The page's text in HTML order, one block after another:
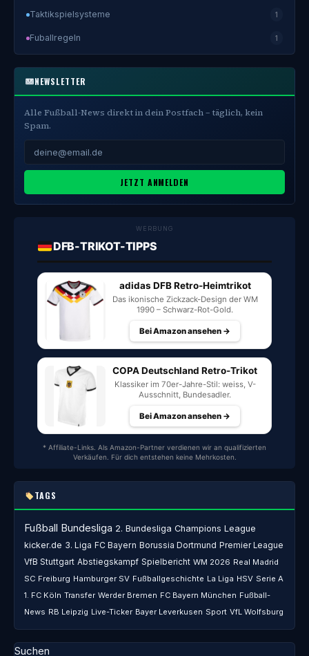
Taktikspielsysteme 1
Fuballregeln 1
NEWSLETTER
Alle Fußball-News direkt in dein Postfach – täglich, kein
Spam.
JETZT ANMELDEN
WERBUNG
DFB-TRIKOT-TIPPS
adidas DFB Retro-Heimtrikot
Das ikonische Zickzack-Design der WM
1990 – Schwarz-Rot-Gold.
Bei Amazon ansehen →
COPA Deutschland Retro-Trikot
Klassiker im 70er-Jahre-Stil: weiss, V-
Ausschnitt, Bundesadler.
Bei Amazon ansehen →
* Affiliate-Links. Als Amazon-Partner verdienen wir an qualifizierten
Verkäufen. Für dich entstehen keine Mehrkosten.
TAGS
Fußball Bundesliga 2. Bundesliga Champions League
kicker.de 3. Liga FC Bayern Borussia Dortmund Premier League
VfB Stuttgart Abstiegskampf Spielbericht WM 2026 Real Madrid
SC Freiburg Hamburger SV Fußballgeschichte La Liga HSV Serie A
1. FC Köln Transfer Werder Bremen FC Bayern München Fußball-
News RB Leipzig Live-Ticker Bayer Leverkusen Sport VfL Wolfsburg
Suchen